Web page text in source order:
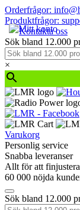
Orderfrågor:
Produktfrågor:
Kontakta oss
Sök bland 12.000
×
Varukorg
Personlig service
Snabba leveranser
Allt för att
60 000 nöjda
Sök bland 12.000